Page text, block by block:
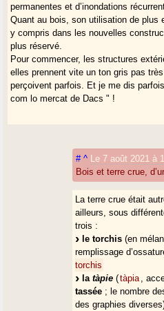
permanentes et d’inondations
Quant au bois, son utilisation de plus
y compris dans les nouvelles
plus réservé.
Pour commencer, les structures
elles prennent vite un ton gris pas
perçoivent parfois. Et je me dis
com lo mercat de Dacs " !
# ^ Le 7 août 2021 à
Bois et terre crue,
La terre crue était
ailleurs, sous
trois :
le torchis (en
remplissage
torchis
latàpie (tàpia ,
tassée ; le nombre
des graphies